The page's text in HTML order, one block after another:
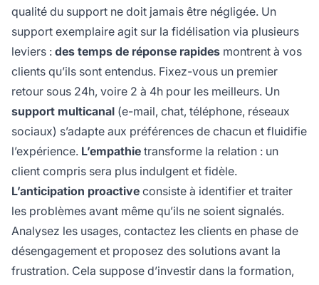
qualité du support ne doit jamais être négligée. Un
support exemplaire agit sur la fidélisation via plusieurs
leviers : des temps de réponse rapides montrent à vos
clients qu’ils sont entendus. Fixez-vous un premier
retour sous 24h, voire 2 à 4h pour les meilleurs. Un
support multicanal (e-mail, chat, téléphone, réseaux
sociaux) s’adapte aux préférences de chacun et fluidifie
l’expérience. L’empathie transforme la relation : un
client compris sera plus indulgent et fidèle.
L’anticipation proactive consiste à identifier et traiter
les problèmes avant même qu’ils ne soient signalés.
Analysez les usages, contactez les clients en phase de
désengagement et proposez des solutions avant la
frustration. Cela suppose d’investir dans la formation,